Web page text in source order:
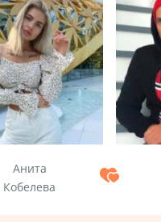
Анита
Кобелева